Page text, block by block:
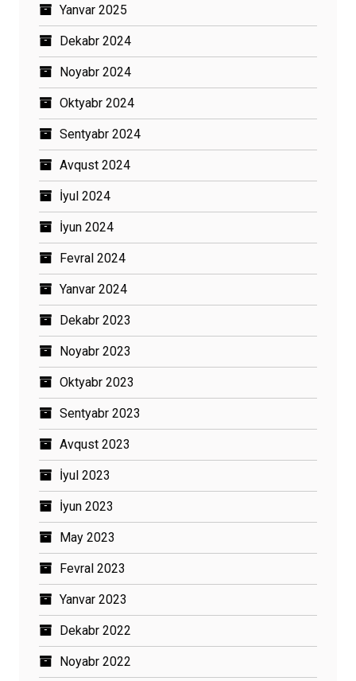
Yanvar 2025
Dekabr 2024
Noyabr 2024
Oktyabr 2024
Sentyabr 2024
Avqust 2024
İyul 2024
İyun 2024
Fevral 2024
Yanvar 2024
Dekabr 2023
Noyabr 2023
Oktyabr 2023
Sentyabr 2023
Avqust 2023
İyul 2023
İyun 2023
May 2023
Fevral 2023
Yanvar 2023
Dekabr 2022
Noyabr 2022